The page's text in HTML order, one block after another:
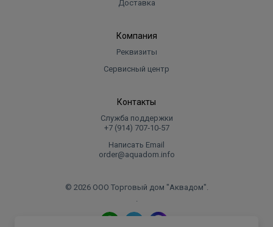
Доставка
Компания
Реквизиты
Сервисный центр
Контакты
Служба поддержки
+7 (914) 707‑10‑57
Написать Email
order@aquadom.info
© 2026 ООО Торговый дом "Аквадом".
.